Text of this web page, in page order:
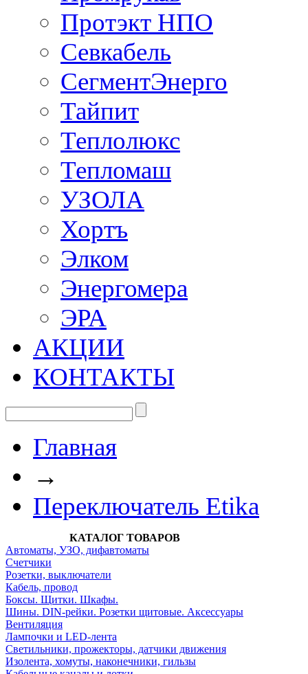
Протэкт НПО
Севкабель
СегментЭнерго
Тайпит
Теплолюкс
Тепломаш
УЗОЛА
Хортъ
Элком
Энергомера
ЭРА
АКЦИИ
КОНТАКТЫ
Главная
→
Переключатель Etika
КАТАЛОГ ТОВАРОВ
Автоматы, УЗО, дифавтоматы
Счетчики
Розетки, выключатели
Кабель, провод
Боксы. Щитки. Шкафы.
Шины. DIN-рейки. Розетки щитовые. Аксессуары
Вентиляция
Лампочки и LED-лента
Светильники, прожекторы, датчики движения
Изолента, хомуты, наконечники, гильзы